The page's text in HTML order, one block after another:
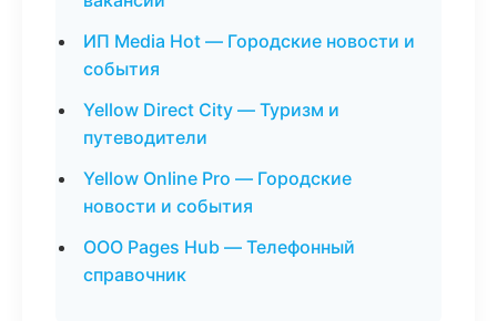
ИП Media Hot — Городские новости и
события
Yellow Direct City — Туризм и
путеводители
Yellow Online Pro — Городские
новости и события
ООО Pages Hub — Телефонный
справочник